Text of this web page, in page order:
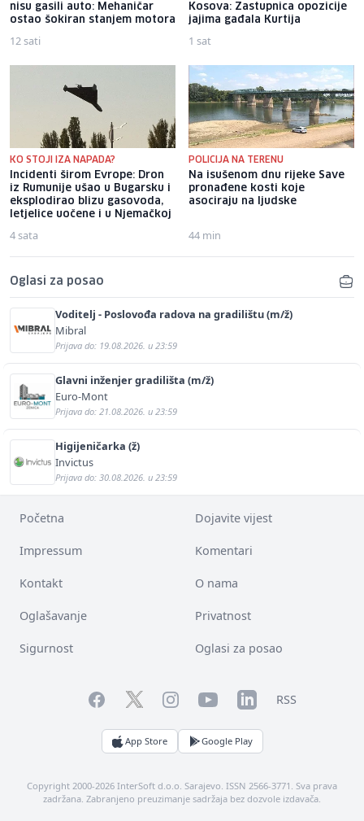
nisu gasili auto: Mehaničar
ostao šokiran stanjem motora
12 sati
Kosova: Zastupnica opozicije
jajima gađala Kurtija
1 sat
KO STOJI IZA NAPADA?
Incidenti širom Evrope: Dron
iz Rumunije ušao u Bugarsku i
eksplodirao blizu gasovoda,
letjelice uočene i u Njemačkoj
4 sata
POLICIJA NA TERENU
Na isušenom dnu rijeke Save
pronađene kosti koje
asociraju na ljudske
44 min
Oglasi za posao
Voditelj - Poslovođa radova na gradilištu (m/ž)
Mibral
Prijava do: 19.08.2026. u 23:59
Glavni inženjer gradilišta (m/ž)
Euro-Mont
Prijava do: 21.08.2026. u 23:59
Higijeničarka (ž)
Invictus
Prijava do: 30.08.2026. u 23:59
Početna Dojavite vijest
Impressum Komentari
Kontakt O nama
Oglašavanje Privatnost
Sigurnost Oglasi za posao
FacebookTwitterInstagramYouTubeLinkedInRSS
App Store Google Play
Copyright 2000-2026 InterSoft d.o.o. Sarajevo. ISSN 2566-3771. Sva prava
zadržana. Zabranjeno preuzimanje sadržaja bez dozvole izdavača.